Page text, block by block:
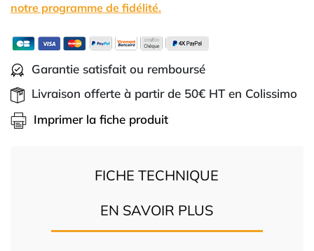
notre programme de fidélité.
Garantie satisfait ou remboursé
Livraison offerte à partir de 50€ HT en Colissimo
Imprimer la fiche produit
FICHE TECHNIQUE
EN SAVOIR PLUS